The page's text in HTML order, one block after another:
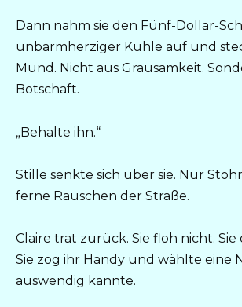
Dann nahm sie den Fünf-Dollar-
unbarmherziger Kühle auf und
Mund. Nicht aus Grausamkeit.
Botschaft.
„Behalte ihn.“
Stille senkte sich über sie. Nur
ferne Rauschen der Straße.
Claire trat zurück. Sie floh nicht.
Sie zog ihr Handy und wählte eine
auswendig kannte.